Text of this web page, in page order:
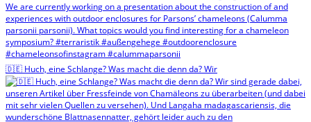
🇩🇪 Huch, eine Schlange? Was macht die denn da? Wir